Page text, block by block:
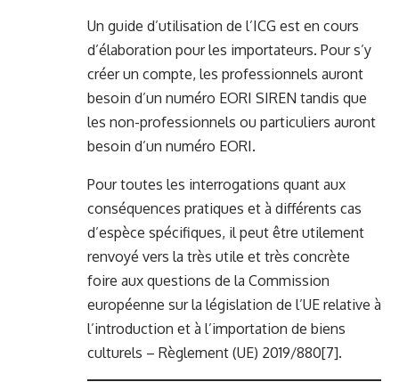
Un guide d’utilisation de l’ICG est en cours
d’élaboration pour les importateurs. Pour s’y
créer un compte, les professionnels auront
besoin d’un numéro EORI SIREN tandis que
les non-professionnels ou particuliers auront
besoin d’un numéro EORI.
Pour toutes les interrogations quant aux
conséquences pratiques et à différents cas
d’espèce spécifiques, il peut être utilement
renvoyé vers la très utile et très concrète
foire aux questions de la Commission
européenne sur la législation de l’UE relative à
l’introduction et à l’importation de biens
culturels – Règlement (UE) 2019/880[7].